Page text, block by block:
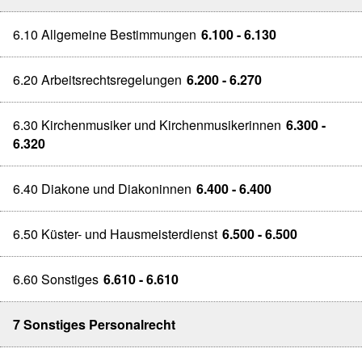
6.10 Allgemeine Bestimmungen 6.100 - 6.130
6.20 Arbeitsrechtsregelungen 6.200 - 6.270
6.30 Kirchenmusiker und Kirchenmusikerinnen 6.300 -
6.320
6.40 Diakone und Diakoninnen 6.400 - 6.400
6.50 Küster- und Hausmeisterdienst 6.500 - 6.500
6.60 Sonstiges 6.610 - 6.610
7 Sonstiges Personalrecht